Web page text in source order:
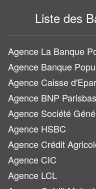
Liste des
Agence La Banque
Agence Banque
Agence Caisse
Agence BNP Parisbas
Agence Société
Agence HSBC
Agence Crédit
Agence CIC
Agence LCL